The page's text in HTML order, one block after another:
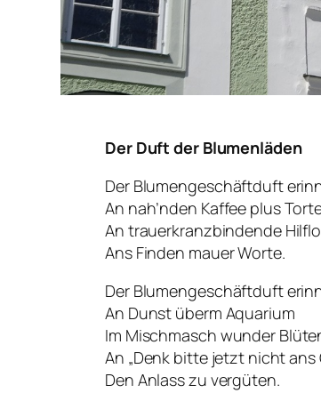
Der Duft der Blumenläden
Der Blumengeschäftduft
An nah’nden Kaffee plus
An trauerkranzbindende
Ans Finden mauer Worte.
Der Blumengeschäftduft
An Dunst überm Aquarium
Im Mischmasch wunder
An „Denk bitte jetzt nicht ans
Den Anlass zu vergüten.